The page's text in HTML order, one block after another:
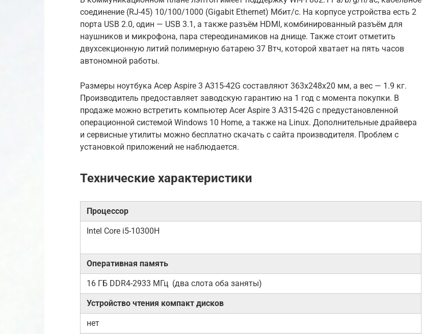
соединение (RJ-45) 10/100/1000 (Gigabit Ethernet) Мбит/с. На корпусе устройства есть 2
порта USB 2.0, один — USB 3.1, а также разъём HDMI, комбинированный разъём для
наушников и микрофона, пара стереодинамиков на днище. Также стоит отметить
двухсекционную литий полимерную батарею 37 Втч, которой хватает на пять часов
автономной работы.
Размеры ноутбука Асер Aspire 3 A315-42G составляют 363x248x20 мм, а вес — 1.9 кг.
Производитель предоставляет заводскую гарантию на 1 год с момента покупки. В
продаже можно встретить компьютер Acer Aspire 3 A315-42G с предустановленной
операционной системой Windows 10 Home, а также на Linux. Дополнительные драйвера
и сервисные утилиты можно бесплатно скачать с сайта производителя. Проблем с
установкой приложений не наблюдается.
Технические характеристики
Процессор
Intel Core i5-10300H
Оперативная память
16 ГБ DDR4-2933 МГц (два слота оба заняты)
Устройство чтения компакт дисков
нет